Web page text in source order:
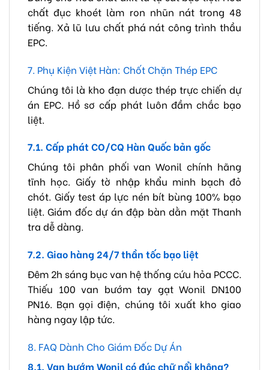
chất đục khoét làm ron nhũn nát trong 48
tiếng. Xả lũ lưu chất phá nát công trình thầu
EPC.
7. Phụ Kiện Việt Hàn: Chốt Chặn Thép EPC
Chúng tôi là kho đạn dược thép trực chiến dự
án EPC. Hồ sơ cấp phát luôn đầm chắc bạo
liệt.
7.1. Cấp phát CO/CQ Hàn Quốc bản gốc
Chúng tôi phân phối van Wonil chính hãng
tĩnh học. Giấy tờ nhập khẩu minh bạch đỏ
chót. Giấy test áp lực nén bít bùng 100% bạo
liệt. Giám đốc dự án đập bàn dằn mặt Thanh
tra dễ dàng.
7.2. Giao hàng 24/7 thần tốc bạo liệt
Đêm 2h sáng bục van hệ thống cứu hỏa PCCC.
Thiếu 100 van bướm tay gạt Wonil DN100
PN16. Bạn gọi điện, chúng tôi xuất kho giao
hàng ngay lập tức.
8. FAQ Dành Cho Giám Đốc Dự Án
8.1. Van bướm Wonil có đúc chữ nổi không?